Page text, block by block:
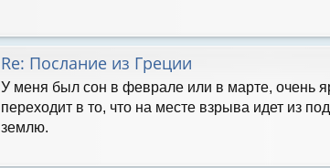
Re: Послание из Греции
У меня был сон в феврале или в марте, очень
переходит в то, что на месте взрыва идет из
землю.